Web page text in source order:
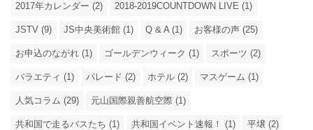
2017年カレンダー (2) 2018-2019COUNTDOWN LIVE (1)
JSTV (9) JS中央美術館 (1) Q & A (1) お客様の声 (25)
お申込のながれ (1) ゴールデンウィーク (1) スポーツ (2)
バラエティ (1) パレード (2) ホテル (2) マスゲーム (1)
人気コラム (29) 元山国際親善航空際 (1)
共和国で走るバスたち (1) 共和国イベント速報！ (1) 平壌 (2)